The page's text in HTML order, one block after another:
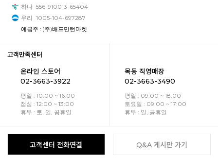
하나 556-910013-65404
우리 1005-104-697287
예금주 : (주)배드민턴마켓
고객만족센터
온라인 스토어
02-3663-3922
평일 : 10:00 ~ 16:00
점심 : 12:00 ~ 13:00
휴무 : 토, 일, 공휴일
목동 직영매장
02-3663-3490
평일 : 09:00 ~ 18:00
토요일 : 09:00 ~ 17:00
휴무 : 일, 공휴일
고객센터 전화연결 Q&A 게시판 가기